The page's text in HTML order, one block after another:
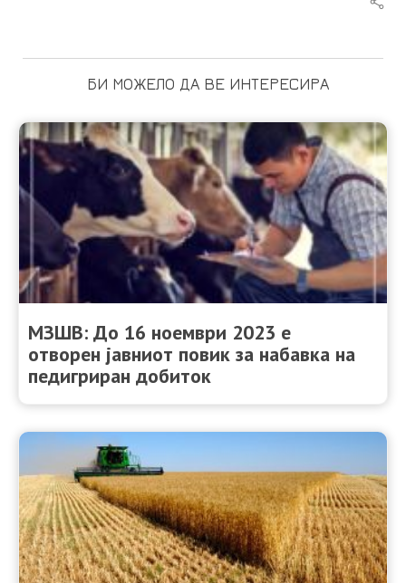
БИ МОЖЕЛО ДА ВЕ ИНТЕРЕСИРА
МЗШВ: До 16 ноември 2023 е
отворен јавниот повик за набавка на
педигриран добиток